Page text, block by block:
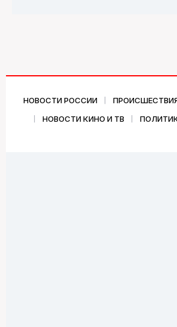
НОВОСТИ РОССИИ
НОВОСТИ КИНО И ТВ